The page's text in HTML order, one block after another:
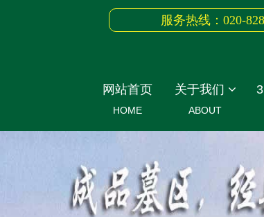
网站首页
HOME
关于我们
ABOUT
服务热线：020-